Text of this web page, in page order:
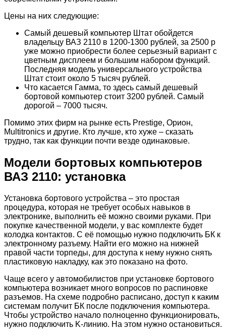
Цены на них следующие:
Самый дешевый компьютер Штат обойдется
владельцу ВАЗ 2110 в 1200-1300 рублей, за 2500 р
уже можно приобрести более серьезный вариант с
цветным дисплеем и большим набором функций.
Последняя модель универсального устройства
Штат стоит около 5 тысяч рублей.
Что касается Гамма, то здесь самый дешевый
бортовой компьютер стоит 3200 рублей. Самый
дорогой – 7000 тысяч.
Помимо этих фирм на рынке есть Prestige, Орион,
Multitronics и другие. Кто лучше, кто хуже – сказать
трудно, так как функции почти везде одинаковые.
Модели бортовых компьютеров
ВАЗ 2110: установка
Установка бортового устройства – это простая
процедура, которая не требует особых навыков в
электронике, выполнить её можно своими руками. При
покупке качественной модели, у вас комплекте будет
колодка контактов. С её помощью нужно подключить БК к
электронному разъему. Найти его можно на нижней
правой части торпеды, для доступа к нему нужно снять
пластиковую накладку, как это показано на фото.
Чаще всего у автомобилистов при установке бортового
компьютера возникает много вопросов по распиновке
разъемов. На схеме подробно расписано, доступ к каким
системам получит БК после подключения компьютера.
Чтобы устройство начало полноценно функционировать,
нужно подключить K-линию. На этом нужно остановиться.